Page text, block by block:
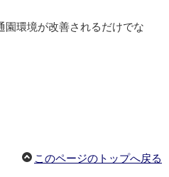
園環境が改善されるだけでな
このページのトップへ戻る